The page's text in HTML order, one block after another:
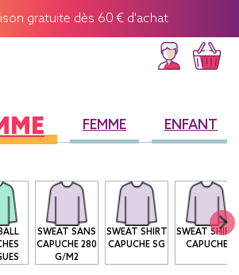
gratuite dès 60 € d'achat
FEMME ENFANT
SWEAT SANS
CAPUCHE 280
G/M2
SWEAT SHIRT
CAPUCHE SG
SWEAT SHIRT
CAPUCHE